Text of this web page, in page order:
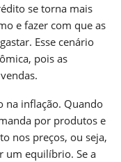
se torna mais
e fazer com que as
Esse cenário
pois as
na inflação. Quando
por produtos e
nos preços, ou seja,
um equilíbrio. Se a